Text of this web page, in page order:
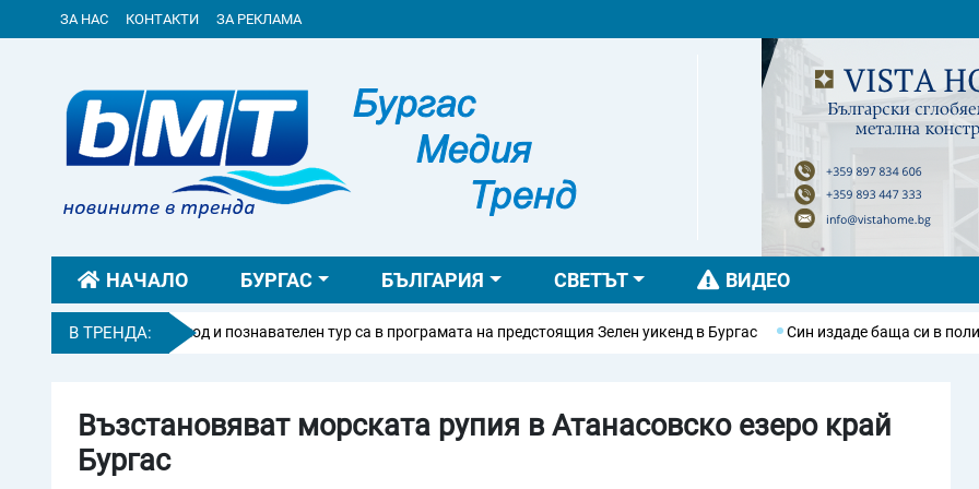
ЗА НАС КОНТАКТИ ЗА РЕКЛАМА
НАЧАЛО БУРГАС БЪЛГАРИЯ СВЕТЪТ ВИДЕО
В ТРЕНДА:
велопоход и познавателен тур са в програмата на предстоящия Зелен уикенд в Бургас Син издаде баща си в полицията, че
Възстановяват морската рупия в Атанасовско езеро край
Бургас